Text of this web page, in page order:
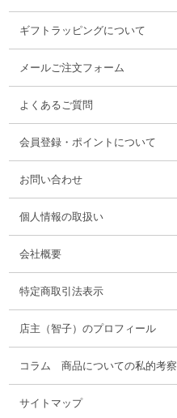
ギフトラッピングについて
メールご注文フォーム
よくあるご質問
会員登録・ポイントについて
お問い合わせ
個人情報の取扱い
会社概要
特定商取引法表示
店主（智子）のプロフィール
コラム 商品についての私的考察
サイトマップ